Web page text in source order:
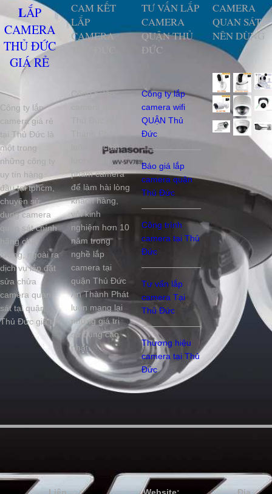
LẮP
CAMERA
THỦ ĐỨC
GIÁ RẺ
Công ty lắp
camera giá rẻ
tại Thủ Đức là
một trong
những công ty
uy tín hàng
đầu tại tphcm,
chuyên sử
dụng camera
quan sát chính
hãng chất
lượng, ngoài ra
dịch vụ lắp đặt
sửa chửa
camera quan
sát tại quận
Thủ Đức giá rẻ
CAM KẾT
LẮP
CAMERA
Công ty lắp
luôn lấy chất
phẩm camera
để làm hài lòng
khách hàng,
với kinh
nghiệm hơn 10
năm trong
nghề lắp
camera tại
quận Thủ Đức
An Thành Phát
luôn mang lại
những giá trị
sử dụng cao
nhất.
TƯ VẤN LẮP
CAMERA
QUẬN THỦ
ĐỨC
Công ty lắp
camera wifi
QUẬN Thủ
Đức
Báo giá lắp
camera quận
Thủ Đức
Công trình
camera tại Thủ
Đức
Tư vấn lắp
camera Tại
Thủ Đức
Thương hiệu
camera tại Thủ
Đức
CAMERA
QUAN SÁT
NÊN DÙNG